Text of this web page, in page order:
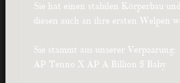
Sie hat einen stabilen Körperbau
diesen auch an ihre ersten Welpen
Sie stammt aus unserer Verpaarung:
AP Tenno X AP A Billion $ Baby